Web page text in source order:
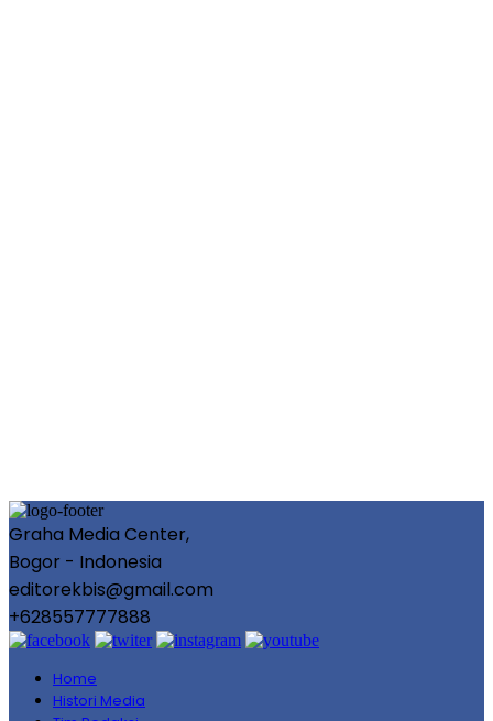
Graha Media Center,
Bogor - Indonesia
editorekbis@gmail.com
+628557777888
Home
Histori Media